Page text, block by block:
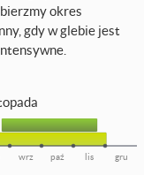
okres
gdy w glebie jest
wrz paź lis gru